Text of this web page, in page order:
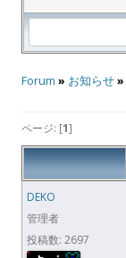
Forum » お知らせ»
ページ: [1]
DEKO
管理者
投稿数: 2697